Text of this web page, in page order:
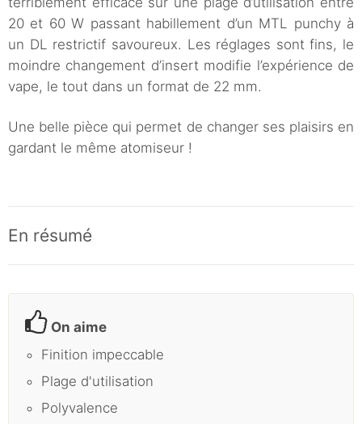
20 et 60 W passant habillement d’un MTL punchy à
un DL restrictif savoureux. Les réglages sont fins, le
moindre changement d’insert modifie l’expérience de
vape, le tout dans un format de 22 mm.
Une belle pièce qui permet de changer ses plaisirs en
gardant le même atomiseur !
En résumé
On aime
Finition impeccable
Plage d'utilisation
Polyvalence